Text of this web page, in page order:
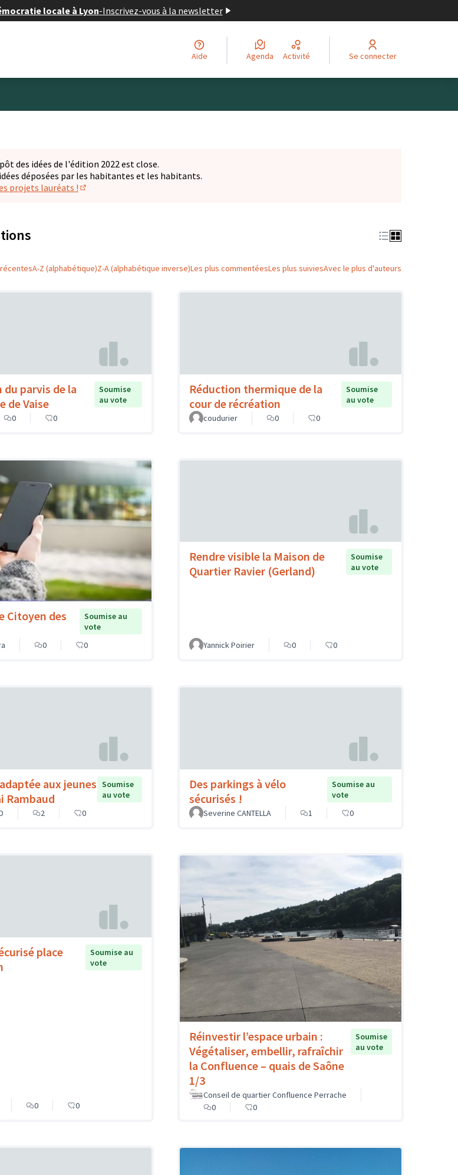
locale à Lyon-Inscrivez-vous à la newsletter
Aide Agenda Activité Se connecter
des idées de l'édition 2022 est close.
déposées par les habitantes et les habitants.
projets lauréats !
A-Z (alphabétique)Z-A (alphabétique inverse)Les plus commentéesLes plus suiviesAvec le plus d'auteurs
parvis de la
de Vaise
Soumise
au vote
0 0
Réduction thermique de la
cour de récréation
Soumise
au vote
coudurier
0 0
Citoyen des
Soumise au
vote
0 0
Rendre visible la Maison de
Quartier Ravier (Gerland)
Soumise
au vote
Yannick Poirier 0 0
aux jeunes
Rambaud
Soumise
au vote
2 0
Des parkings à vélo
sécurisés !
Soumise au
vote
Severine CANTELLA
1 0
place
Soumise au
vote
0 0
Réinvestir l’espace urbain :
Végétaliser, embellir, rafraîchir
la Confluence – quais de Saône
1/3
Soumise
au vote
Conseil de quartier Confluence Perrache
0
0